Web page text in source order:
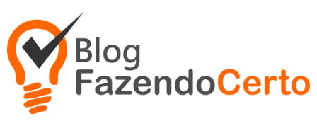
para
conteúdo